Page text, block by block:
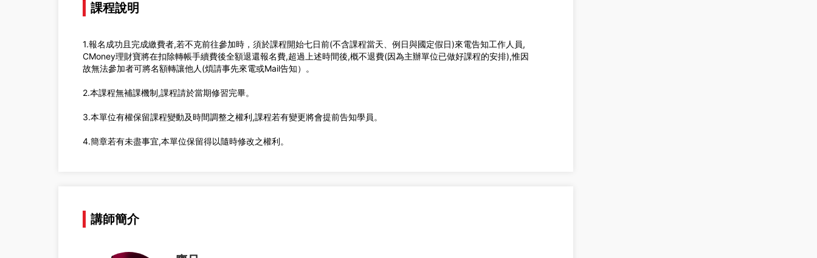
課程說明
1.報名成功且完成繳費者,若不克前往參加時，須於課程開始七日前(不含課程當天、例日與國定假日)來電告知工作人員,
CMoney理財寶將在扣除轉帳手續費後全額退還報名費,超過上述時間後,概不退費(因為主辦單位已做好課程的安排),惟因
故無法參加者可將名額轉讓他人(煩請事先來電或Mail告知）。
2.本課程無補課機制,課程請於當期修習完畢。
3.本單位有權保留課程變動及時間調整之權利,課程若有變更將會提前告知學員。
4.簡章若有未盡事宜,本單位保留得以隨時修改之權利。
講師簡介